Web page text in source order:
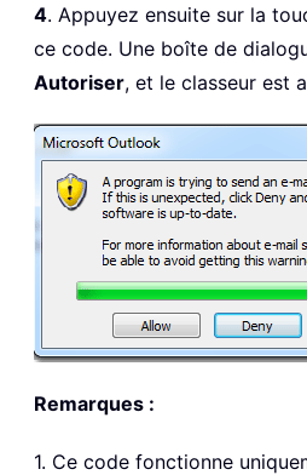
4. Appuyez ensuite sur la
ce code. Une boîte de
Autoriser, et le classeur est
Remarques :
1. Ce code fonctionne